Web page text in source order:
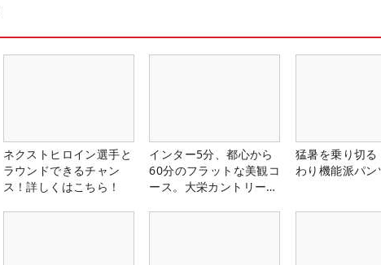
ネクストヒロイン選手と
ラウンドできるチャン
ス！詳しくはこちら！
インター5分、都心から
60分のフラットな美観コ
ース。大栄カントリー俱
猛暑を乗り切
わり機能派パン